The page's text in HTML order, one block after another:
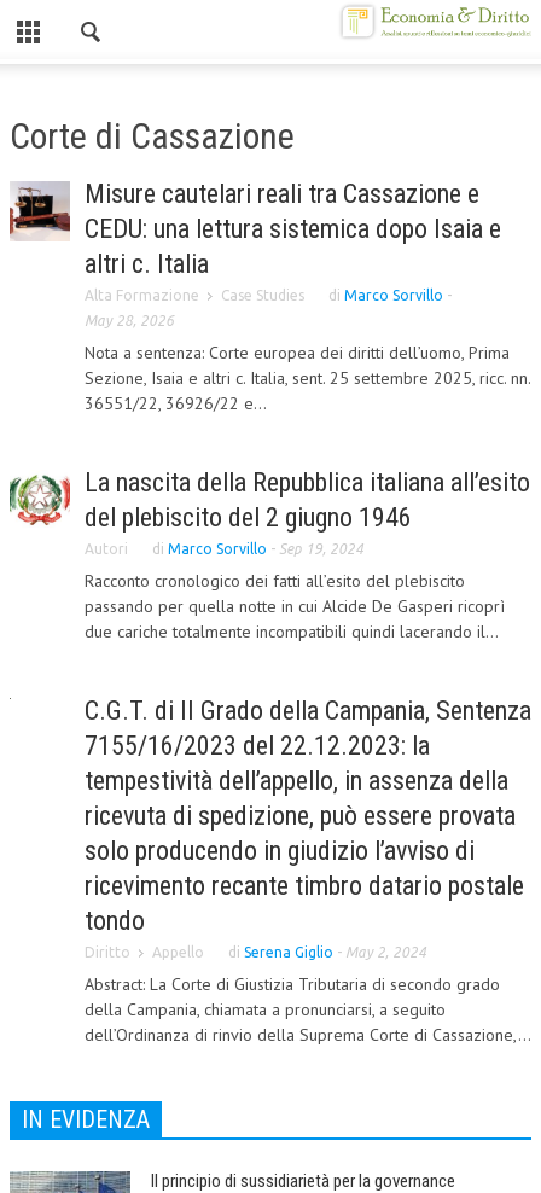
CHI SIAMO
MISSION
CENTRO STUDI
ATTO COSTITUTIVO E STATUTO
ORGANIZZAZIONE
DIREZIONE SCIENTIFICA
ALTA FORMAZIONE
CORSI CE.S.E.D.
ARCHIVIO CORSI 2015
BROCHURE CE.S.E.D.
LA RIVISTA
LA RIVISTA
COMITATO SCIENTIFICO
REDAZIONE
PEER REVIEW
CODICE ETICO
COLLABORA CON NOI
ECONOMIA
Corte di Cassazione
Misure cautelari reali tra Cassazione e
CEDU: una lettura sistemica dopo Isaia e
altri c. Italia
Alta Formazione Case Studies di Marco Sorvillo -
May 28, 2026
Nota a sentenza: Corte europea dei diritti dell’uomo, Prima
Sezione, Isaia e altri c. Italia, sent. 25 settembre 2025, ricc. nn.
36551/22, 36926/22 e...
La nascita della Repubblica italiana all’esito
del plebiscito del 2 giugno 1946
Autori di Marco Sorvillo - Sep 19, 2024
Racconto cronologico dei fatti all’esito del plebiscito
passando per quella notte in cui Alcide De Gasperi ricoprì
due cariche totalmente incompatibili quindi lacerando il...
C.G.T. di II Grado della Campania, Sentenza
7155/16/2023 del 22.12.2023: la
tempestività dell’appello, in assenza della
ricevuta di spedizione, può essere provata
solo producendo in giudizio l’avviso di
ricevimento recante timbro datario postale
tondo
Diritto Appello di Serena Giglio - May 2, 2024
Abstract: La Corte di Giustizia Tributaria di secondo grado
della Campania, chiamata a pronunciarsi, a seguito
dell’Ordinanza di rinvio della Suprema Corte di Cassazione,...
IN EVIDENZA
Il principio di sussidiarietà per la governance